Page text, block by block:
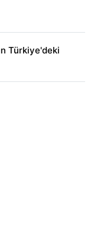
Türkiye'deki